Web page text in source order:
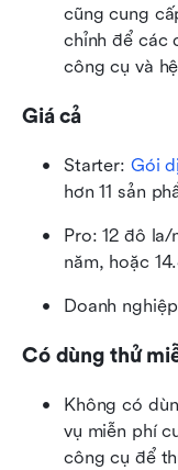
cũng cung
chỉnh để các
công cụ và
Giá cả
Starter: Gói
hơn 11 sản
Pro: 12 đô
năm, hoặc
Doanh
Có dùng thử
Không có
vụ miễn phí
công cụ để